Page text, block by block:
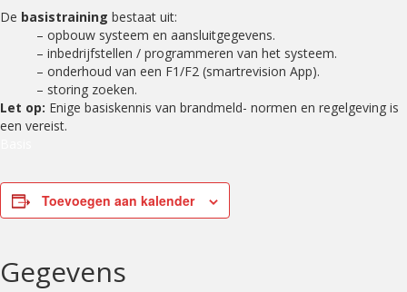
De basistraining bestaat uit:
– opbouw systeem en aansluitgegevens.
– inbedrijfstellen / programmeren van het systeem.
– onderhoud van een F1/F2 (smartrevision App).
– storing zoeken.
Let op: Enige basiskennis van brandmeld- normen en regelgeving is
een vereist.
Toevoegen aan kalender
Gegevens